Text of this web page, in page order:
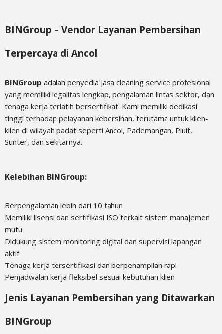
BINGroup – Vendor Layanan Pembersihan
Terpercaya di Ancol
BINGroup adalah penyedia jasa cleaning service profesional
yang memiliki legalitas lengkap, pengalaman lintas sektor, dan
tenaga kerja terlatih bersertifikat. Kami memiliki dedikasi
tinggi terhadap pelayanan kebersihan, terutama untuk klien-
klien di wilayah padat seperti Ancol, Pademangan, Pluit,
Sunter, dan sekitarnya.
Kelebihan BINGroup:
Berpengalaman lebih dari 10 tahun
Memiliki lisensi dan sertifikasi ISO terkait sistem manajemen
mutu
Didukung sistem monitoring digital dan supervisi lapangan
aktif
Tenaga kerja tersertifikasi dan berpenampilan rapi
Penjadwalan kerja fleksibel sesuai kebutuhan klien
Jenis Layanan Pembersihan yang Ditawarkan
BINGroup